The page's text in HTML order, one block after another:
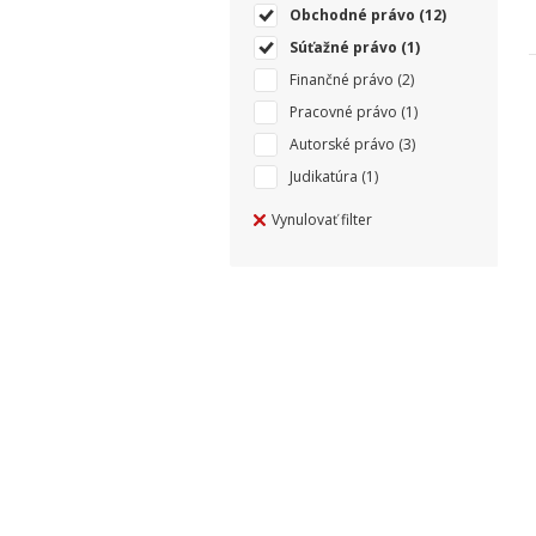
Obchodné právo (12)
Súťažné právo (1)
Finančné právo (2)
Pracovné právo (1)
Autorské právo (3)
Judikatúra (1)
Vynulovať filter